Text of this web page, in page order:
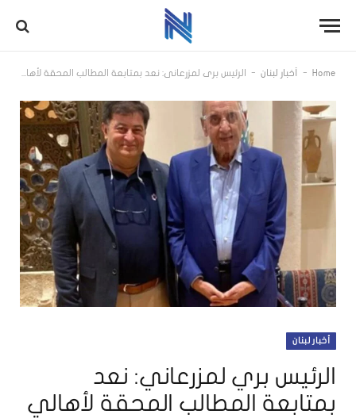
Home
- أخبار لبنان - الرئيس بري لمزرعاني: نعد بمتابعة المطالب المحقة لأهالي القرى الحدودية
أخبار لبنان
الرئيس بري لمزرعاني: نعد
بمتابعة المطالب المحقة لأهالي